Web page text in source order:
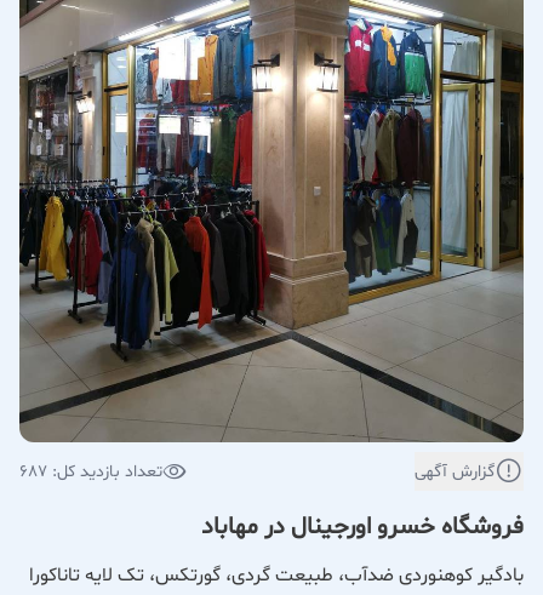
گزارش آگهی تعداد بازدید کل: 687
فروشگاه خسرو اورجینال در مهاباد
بادگیر کوهنوردی ضدآب، طبیعت گردی، گورتکس، تک لایه تاناکورا